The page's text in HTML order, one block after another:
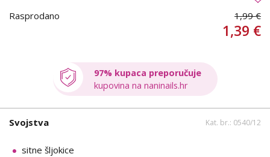
Rasprodano 1,99 €
1,39 €
97% kupaca preporučuje
kupovina na naninails.hr
Svojstva Kat. br.: 0540/12
sitne šljokice